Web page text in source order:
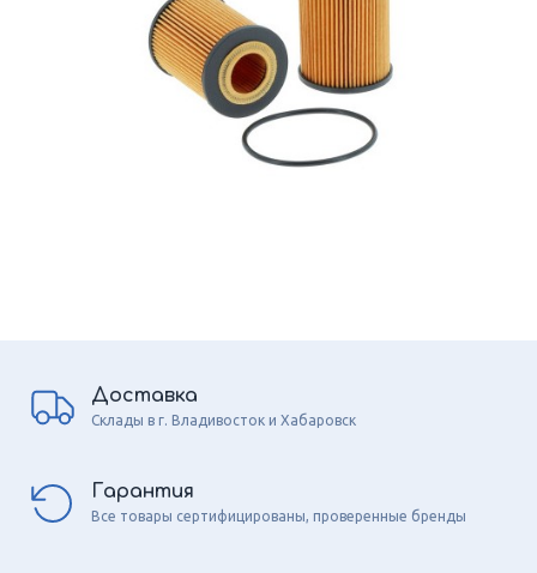
Доставка
Склады в г. Владивосток и Хабаровск
Гарантия
Все товары сертифицированы, проверенные бренды